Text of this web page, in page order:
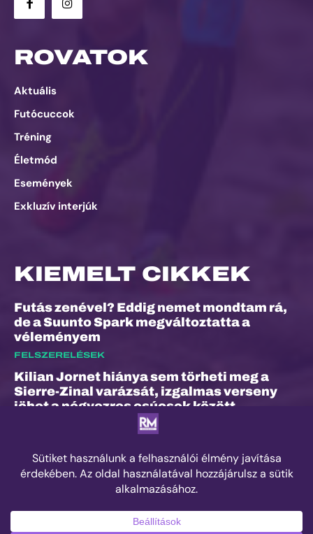
ROVATOK
Aktuális
Futócuccok
Tréning
Életmód
Események
Exkluzív interjúk
KIEMELT CIKKEK
Futás zenével? Eddig nemet mondtam rá,
de a Suunto Spark megváltoztatta a
véleményem
FELSZERELÉSEK
Kilian Jornet hiánya sem törheti meg a
Sierre-Zinal varázsát, izgalmas verseny
jöhet a négyezres csúcsok között
fájdalom és a szenvedés nem rossz dolog”
– Interjú Lénárt Krisztiánnal, a Daráló új
pályacsúcstartójával
EDZÉS